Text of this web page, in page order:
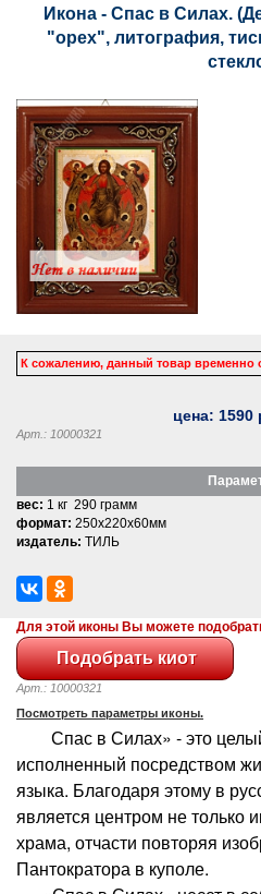
Икона - Спас в Силах.
"орех", литография,
К сожалению, данный товар временно
цена: 1590
Арт.: 10000321
вес: 1 кг 290 грамм
формат: 250x220x60мм
издатель: ТИЛЬ
Для этой иконы Вы можете
Арт.: 10000321
Посмотреть параметры иконы.
Спас в Силах» - это целый
исполненный посредством
языка. Благодаря этому в
является центром не только
храма, отчасти повторяя
Пантократора в куполе.